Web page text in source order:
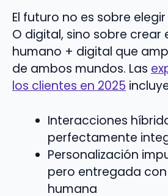
El futuro no es sobre
O digital, sino sobre crear
humano + digital que
de ambos mundos. Las
los clientes en 2025
Interacciones
perfectamente
Personalización
pero entregada
humana